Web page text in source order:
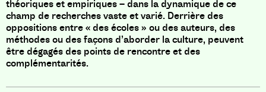
théoriques et empiriques – dans la dynamique de ce
champ de recherches vaste et varié. Derrière des
oppositions entre « des écoles » ou des auteurs, des
méthodes ou des façons d’aborder la culture, peuvent
être dégagés des points de rencontre et des
complémentarités.